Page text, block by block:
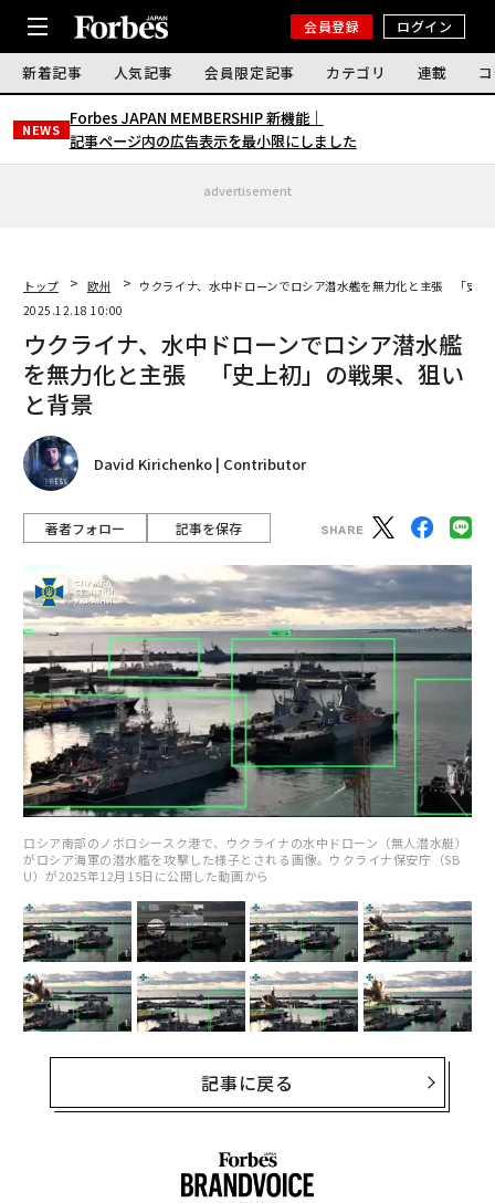
会員登録 ログイン
新着記事 人気記事 会員限定記事 カテゴリ 連載
NEWS
Forbes JAPAN MEMBERSHIP 新機能｜
記事ページ内の広告表示を最小限にしました
advertisement
トップ 欧州
ウクライナ、水中ドローンでロシア潜水艦を無力化と主張 「史上
2025.12.18 10:00
ウクライナ、水中ドローンでロシア潜水艦
を無力化と主張 「史上初」の戦果、狙い
と背景
David Kirichenko | Contributor
著者フォロー 記事を保存
ロシア南部のノボロシースク港で、ウクライナの水中ドローン（無人潜水艇）
がロシア海軍の潜水艦を攻撃した様子とされる画像。ウクライナ保安庁（SB
U）が2025年12月15日に公開した動画から
記事に戻る